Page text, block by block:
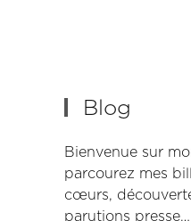
Blog
Bienvenue sur
parcourez mes
cœurs,
parutions presse…